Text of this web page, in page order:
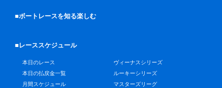
■ボートレースを知る楽しむ
■レーススケジュール
本日のレース
本日の払戻金一覧
月間スケジュール
ヴィーナスシリーズ
ルーキーシリーズ
マスターズリーグ